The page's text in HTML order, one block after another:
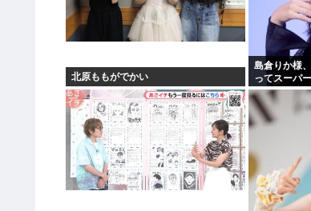
北原ももがでかい
島倉りか様
ってスーパ